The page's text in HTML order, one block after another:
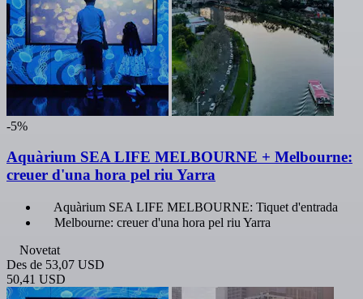
-5%
Aquàrium SEA LIFE MELBOURNE + Melbourne:
creuer d'una hora pel riu Yarra
Aquàrium SEA LIFE MELBOURNE: Tiquet d'entrada
Melbourne: creuer d'una hora pel riu Yarra
Novetat
Des de 53,07 USD
50,41 USD